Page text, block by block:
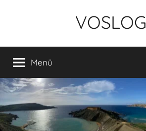
VOSLOG
Menü